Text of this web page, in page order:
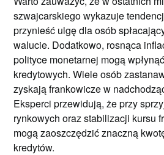
szwajcarskiego wykazuje
przynieść ulgę dla osób
walucie. Dodatkowo, rosnąca
polityce monetarnej mogą
kredytowych. Wiele osób
zyskają frankowicze w
Eksperci przewidują, że przy
rynkowych oraz stabilizacji kursu
mogą zaoszczędzić znaczną
kredytów.